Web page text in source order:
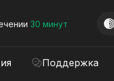
30 минут
Поддержка